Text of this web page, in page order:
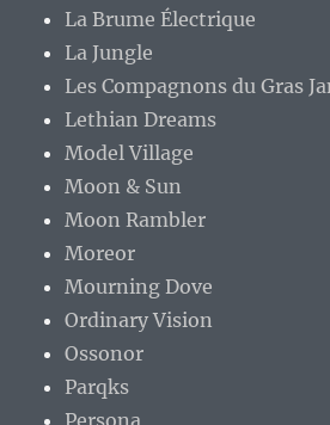
La Brume Électrique
La Jungle
Les Compagnons du Gras
Lethian Dreams
Model Village
Moon & Sun
Moon Rambler
Moreor
Mourning Dove
Ordinary Vision
Ossonor
Parqks